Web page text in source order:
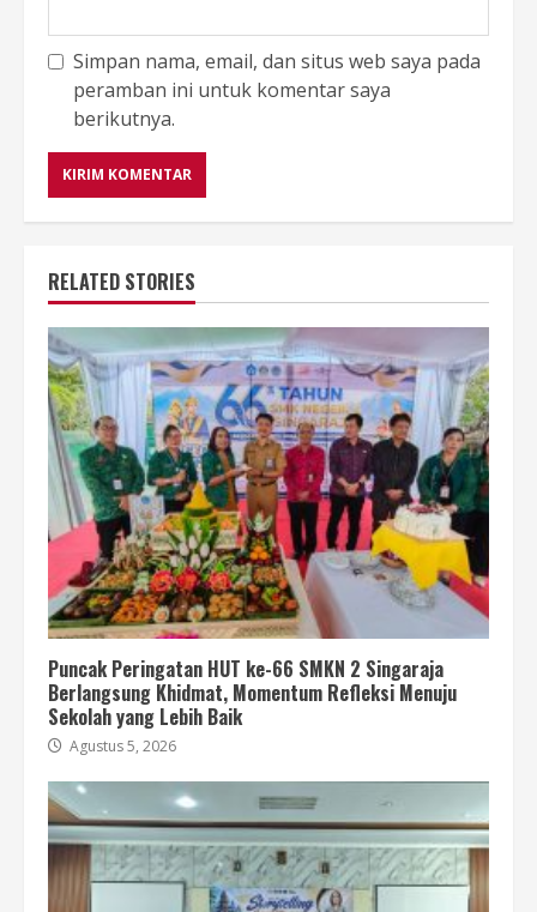
Simpan nama, email, dan situs web saya pada
peramban ini untuk komentar saya
berikutnya.
RELATED STORIES
Puncak Peringatan HUT ke-66 SMKN 2 Singaraja
Berlangsung Khidmat, Momentum Refleksi Menuju
Sekolah yang Lebih Baik
Agustus 5, 2026